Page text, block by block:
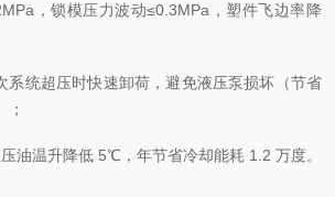
，锁模压力波动≤0.3MPa，塑件飞边率降
系统超压时快速卸荷，避免液压泵损坏（节省
油温升降低 5℃，年节省冷却能耗 1.2 万度。